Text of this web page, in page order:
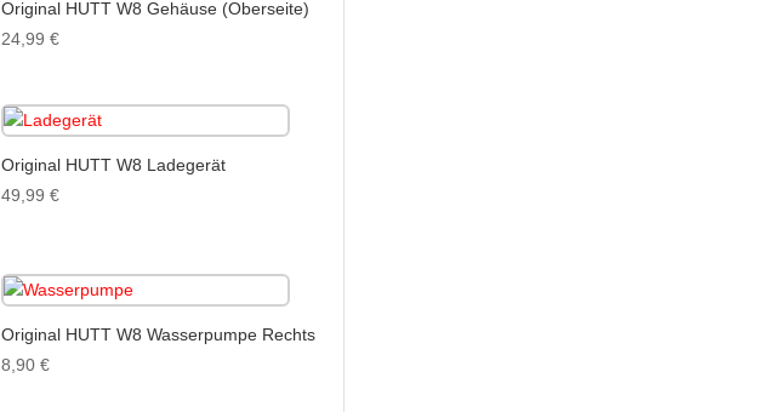
Original HUTT W8 Gehäuse (Oberseite)
24,99 €
Original HUTT W8 Ladegerät
49,99 €
Original HUTT W8 Wasserpumpe Rechts
8,90 €